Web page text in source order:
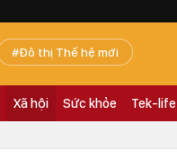
Đô thị Thế hệ mới
Xã hội Sức khỏe Tek-life